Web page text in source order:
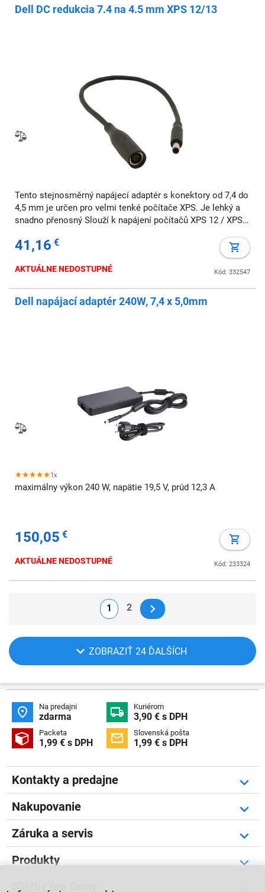
Dell DC redukcia 7.4 na 4.5 mm XPS 12/13
Tento stejnosměrný napájecí adaptér s konektory od 7,4 do
4,5 mm je určen pro velmi tenké počítače XPS. Je lehký a
snadno přenosný Slouží k napájení počítačů XPS 12 / XPS
41,16 €
Kód: 332547
AKTUÁLNE NEDOSTUPNÉ
Dell napájací adaptér 240W, 7,4 x 5,0mm
1x
maximálny výkon 240 W, napätie 19,5 V, prúd 12,3 A
150,05 €
Kód: 233324
AKTUÁLNE NEDOSTUPNÉ
1 2
ZOBRAZIŤ 24 ĎALŠÍCH
 Na predajni
zdarma  Kuriérom
3,90 € s DPH
 Packeta
1,99 € s DPH  Slovenská pošta
1,99 € s DPH
Kontakty a predajne
Nakupovanie
Záruka a servis
Produkty
Služby pre firmy